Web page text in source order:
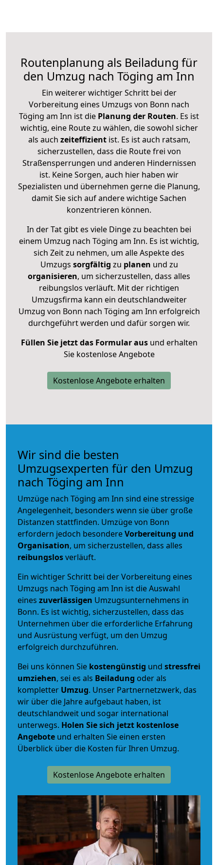
Routenplanung als Beiladung für
den Umzug nach Töging am Inn
Ein weiterer wichtiger Schritt bei der
Vorbereitung eines Umzugs von Bonn nach
Töging am Inn ist die Planung der Routen. Es ist
wichtig, eine Route zu wählen, die sowohl sicher
als auch zeiteffizientist. Es ist auch ratsam,
sicherzustellen, dass die Route frei von
Straßensperrungen und anderen Hindernissen
ist. Keine Sorgen, auch hier haben wir
Spezialisten und übernehmen gerne die Planung,
damit Sie sich auf andere wichtige Sachen
konzentrieren können.
In der Tat gibt es viele Dinge zu beachten bei
einem Umzug nach Töging am Inn. Es ist wichtig,
sich Zeit zu nehmen, um alle Aspekte des
Umzugs sorgfältig zu planen und zu
organisieren, um sicherzustellen, dass alles
reibungslos verläuft. Mit der richtigen
Umzugsfirma kann ein deutschlandweiter
Umzug von Bonn nach Töging am Inn erfolgreich
durchgeführt werden und dafür sorgen wir.
Füllen Sie jetzt das Formular ausund erhalten
Sie kostenlose Angebote
Kostenlose Angebote erhalten
Wir sind die besten
Umzugsexperten für den Umzug
nach Töging am Inn
Umzüge nach Töging am Inn sind eine stressige
Angelegenheit, besonders wenn sie über große
Distanzen stattfinden. Umzüge von Bonn
erfordern jedoch besondereVorbereitung und
Organisation, um sicherzustellen, dass alles
reibungslosverläuft.
Ein wichtiger Schritt bei der Vorbereitung eines
Umzugs nach Töging am Inn ist die Auswahl
eines zuverlässigen Umzugsunternehmens in
Bonn. Es ist wichtig, sicherzustellen, dass das
Unternehmen über die erforderliche Erfahrung
und Ausrüstung verfügt, um den Umzug
erfolgreich durchzuführen.
Bei uns können Sie kostengünstig und stressfrei
umziehen, sei es als Beiladung oder als
kompletter Umzug. Unser Partnernetzwerk, das
wir über die Jahre aufgebaut haben, ist
deutschlandweit und sogar international
unterwegs. Holen Sie sich jetzt kostenlose
Angebote und erhalten Sie einen ersten
Überblick über die Kosten für Ihren Umzug.
Kostenlose Angebote erhalten